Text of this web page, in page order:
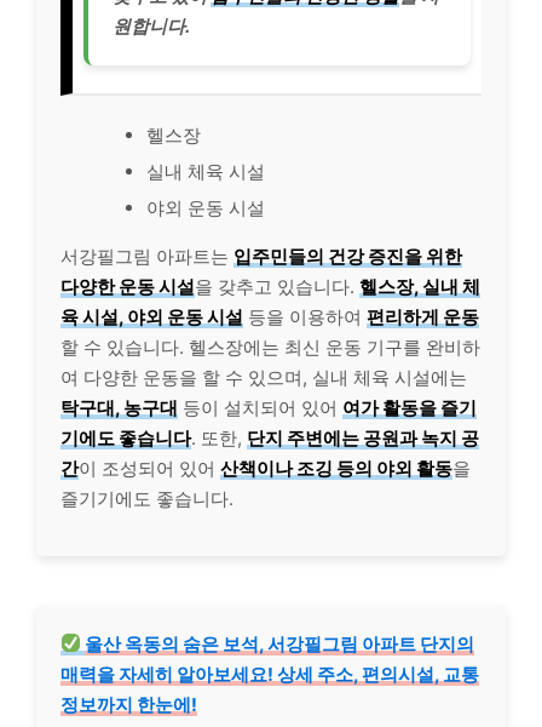
원합니다.
헬스장
실내 체육 시설
야외 운동 시설
서강필그림 아파트는 입주민들의 건강 증진을 위한
다양한 운동 시설을 갖추고 있습니다. 헬스장, 실내 체
육 시설, 야외 운동 시설 등을 이용하여 편리하게 운동
할 수 있습니다. 헬스장에는 최신 운동 기구를 완비하
여 다양한 운동을 할 수 있으며, 실내 체육 시설에는
탁구대, 농구대 등이 설치되어 있어 여가 활동을 즐기
기에도 좋습니다. 또한, 단지 주변에는 공원과 녹지 공
간이 조성되어 있어 산책이나 조깅 등의 야외 활동을
즐기기에도 좋습니다.
울산 옥동의 숨은 보석, 서강필그림 아파트 단지의
매력을 자세히 알아보세요! 상세 주소, 편의시설, 교통
정보까지 한눈에!